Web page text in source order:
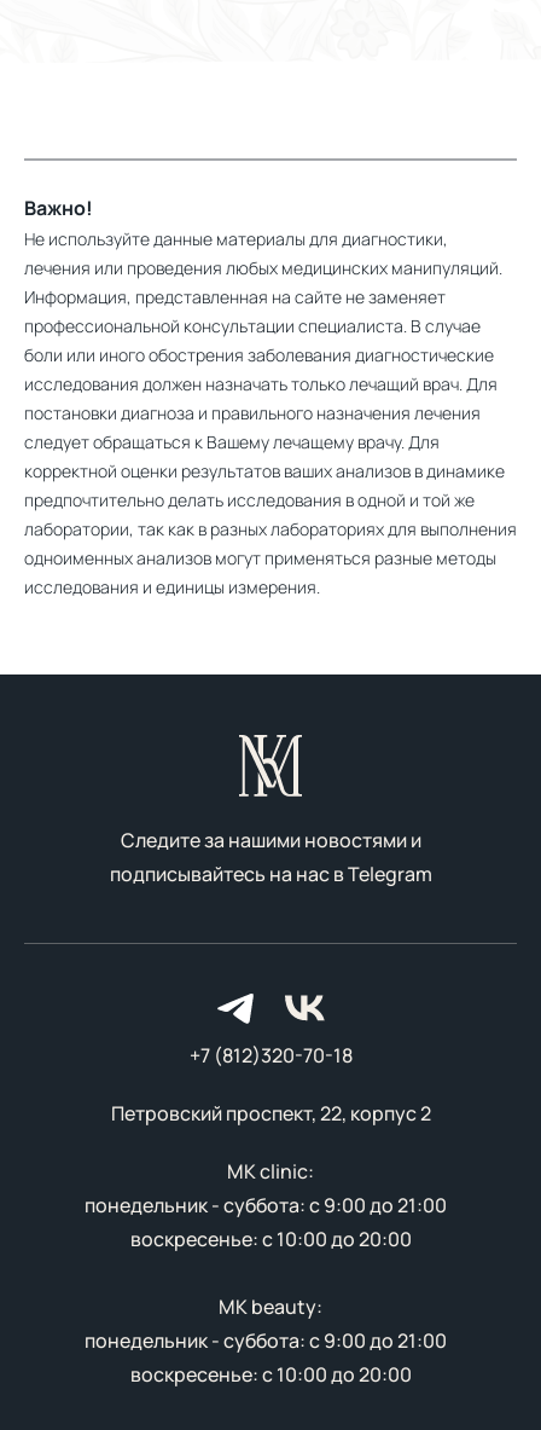
Важно!
Не используйте данные материалы для диагностики,
лечения или проведения любых медицинских манипуляций.
Информация, представленная на сайте не заменяет
профессиональной консультации специалиста. В случае
боли или иного обострения заболевания диагностические
исследования должен назначать только лечащий врач. Для
постановки диагноза и правильного назначения лечения
следует обращаться к Вашему лечащему врачу. Для
корректной оценки результатов ваших анализов в динамике
предпочтительно делать исследования в одной и той же
лаборатории, так как в разных лабораториях для выполнения
одноименных анализов могут применяться разные методы
исследования и единицы измерения.
Следите за нашими новостями и
подписывайтесь на нас вTelegram
+7 (812)320-70-18
Петровский проспект, 22, корпус 2
MK clinic:
понедельник - суббота: с 9:00 до 21:00
воскресенье: с 10:00 до 20:00
MK beauty:
понедельник - суббота: с 9:00 до 21:00
воскресенье: с 10:00 до 20:00